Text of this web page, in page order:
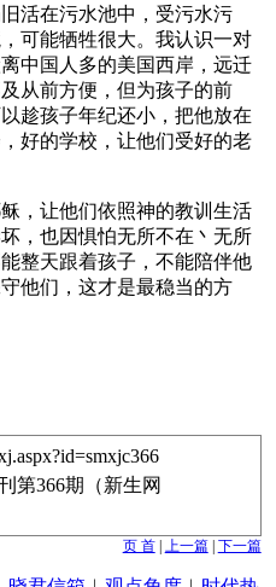
活在污水池中，受污水污
可能牺牲很大。我认识一对
中国人多的美国西岸，远迁
从前方便，但为孩子的前
趁孩子年纪还小，把他放在
好的学校，让他们受好的老
，让他们依照神的教训生活
，也因惧怕无所不在丶无所
整天跟着孩子，不能陪伴他
他们，这才是最稳当的方
第366期（新生网
页 首| 上一篇| 下一篇